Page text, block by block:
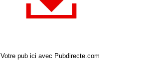
Votre pub ici avec Pubdirecte.com